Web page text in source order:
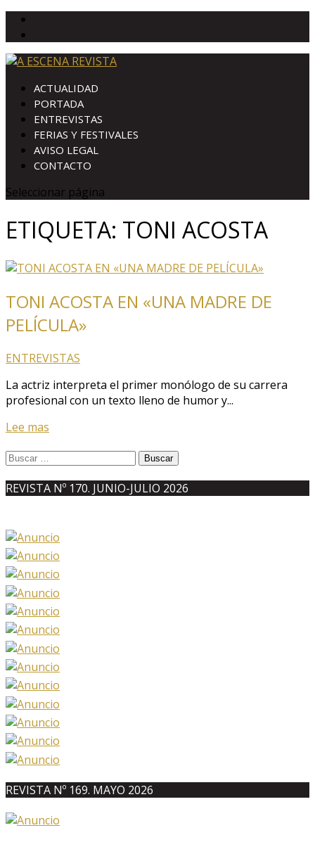
ACTUALIDAD
PORTADA
ENTREVISTAS
FERIAS Y FESTIVALES
AVISO LEGAL
CONTACTO
Seleccionar página
ETIQUETA: TONI ACOSTA
TONI ACOSTA EN «UNA MADRE DE
PELÍCULA»
ENTREVISTAS
La actriz interpreta el primer monólogo de su carrera
profesional con un texto lleno de humor y...
Lee mas
Buscar:
REVISTA Nº 170. JUNIO-JULIO 2026
REVISTA Nº 169. MAYO 2026